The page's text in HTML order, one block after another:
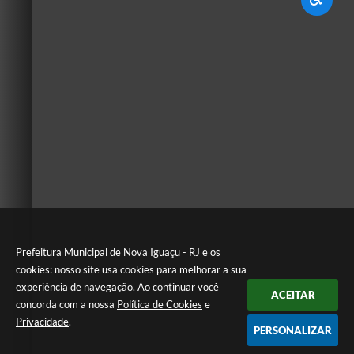
Prefeitura Municipal de Nova Iguaçu - RJ e os
cookies: nosso site usa cookies para melhorar a sua
experiência de navegação. Ao continuar você
concorda com a nossa Política de Cookies e
Privacidade.
ACEITAR
PERSONALIZAR